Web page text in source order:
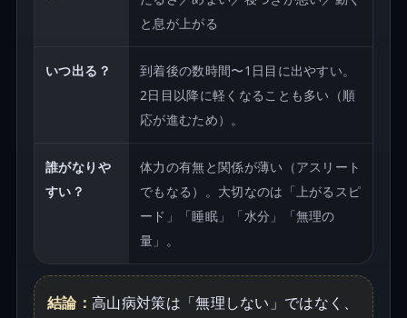
と息が上がる
いつ出る？
到着後の数時間〜1日目に出やすい。
2日目以降に軽くなることも多い（順
応が進むため）。
誰がなりや
すい？
体力の有無と関係が薄い（アスリート
でもなる）。大切なのは「上がるスピ
ード」「睡眠」「水分」「無理の
量」。
結論： 高山病対策は「無理しない」ではなく、